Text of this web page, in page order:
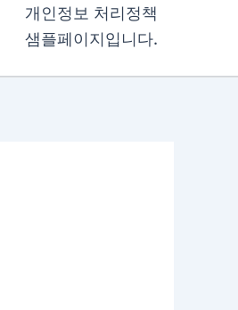
개인정보 처리정책
샘플페이지입니다.